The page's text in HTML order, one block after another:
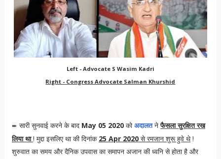
Left - Advocate S Wasim Kadri
Right - Congress Advocate Salman Khurshid
➨ सारी सुनवाई करने के बाद May 05 2020कोअदालतनेफैसला सुरक्षित रख
लिया था! मुद्दा इसलिए था की दिनांक 25 Apr 2020से रमजान शुरू हुवे थे!
शुरुवात का समय और दैनिक उपवास का समापन अजान की ध्वनि से होता है और